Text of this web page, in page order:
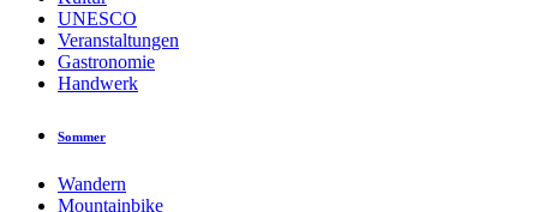
UNESCO
Veranstaltungen
Gastronomie
Handwerk
Sommer
Wandern
Mountainbike